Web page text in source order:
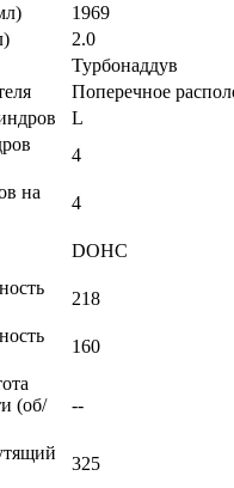
1969
2.0
Турбонаддув
Поперечное
L
4
на
4
DOHC
218
160
(об/
--
325